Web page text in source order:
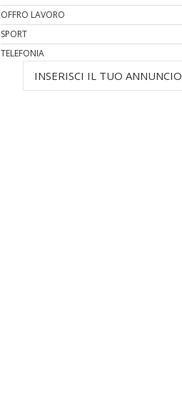
OFFRO LAVORO
SPORT
TELEFONIA
INSERISCI IL TUO ANNUNCIO